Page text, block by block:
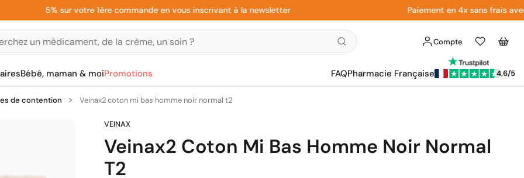
5% sur votre 1ère commande en vous inscrivant à la newsletter Paiement en 4x sans frais avec
Compte
Liste
d'envies
Panier
Bébé, maman & moiPromotions FAQPharmacie Française 4,6/5
de contention Veinax2 coton mi bas homme noir normal t2
Veinax2 Coton Mi Bas Homme Noir Normal
T2